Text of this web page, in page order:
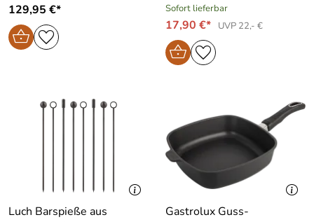
129,95 €* Sofort lieferbar
17,90 €* UVP 22,- €
Luch Barspieße aus
Gastrolux Guss-